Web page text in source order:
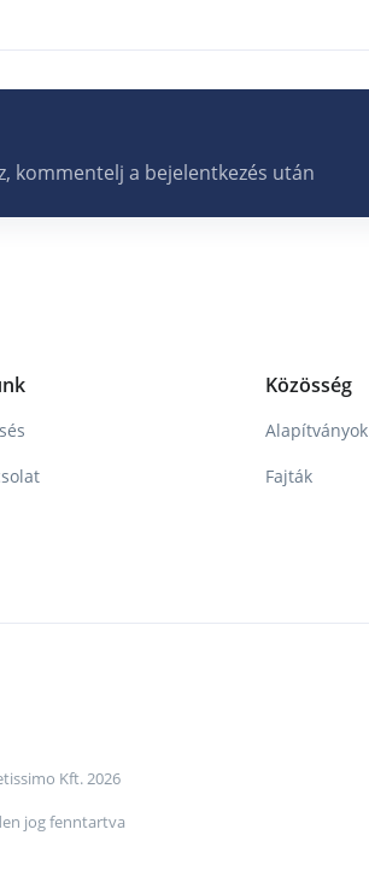
kommentelj a bejelentkezés után
Közösség
Alapítványok
Fajták
Kft. 2026
jog fenntartva